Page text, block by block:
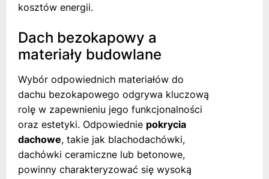
kosztów energii.
Dach bezokapowy a
materiały budowlane
Wybór odpowiednich materiałów do
dachu bezokapowego odgrywa kluczową
rolę w zapewnieniu jego funkcjonalności
oraz estetyki. Odpowiednie pokrycia
dachowe, takie jak blachodachówki,
dachówki ceramiczne lub betonowe,
powinny charakteryzować się wysoką